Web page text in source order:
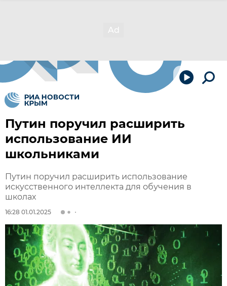
Путин поручил расширить
использование ИИ
школьниками
Путин поручил расширить использование
искусственного интеллекта для обучения в
школах
16:28 01.01.2025